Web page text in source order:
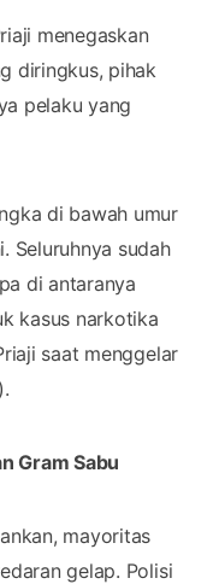
menegaskan
diringkus, pihak
pelaku yang
di bawah umur
Seluruhnya sudah
di antaranya
kasus narkotika
saat menggelar
Gram Sabu
mayoritas
gelap. Polisi